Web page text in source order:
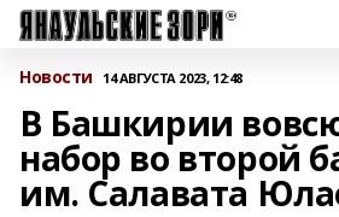
Новости 14 АВГУСТА 2023, 12:48
В Башкирии
набор во второй
им. Салавата